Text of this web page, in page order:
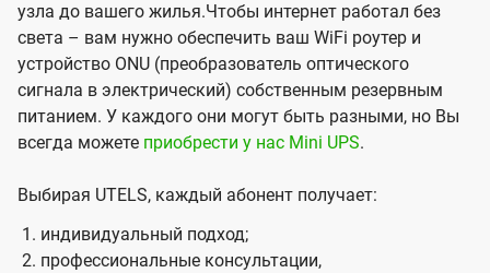
узла до вашего жилья.Чтобы интернет работал без
света – вам нужно обеспечить ваш WiFi роутер и
устройство ONU (преобразователь оптического
сигнала в электрический) собственным резервным
питанием. У каждого они могут быть разными, но Вы
всегда можете приобрести у нас Mini UPS.
Выбирая UTELS, каждый абонент получает:
индивидуальный подход;
профессиональные консультации,